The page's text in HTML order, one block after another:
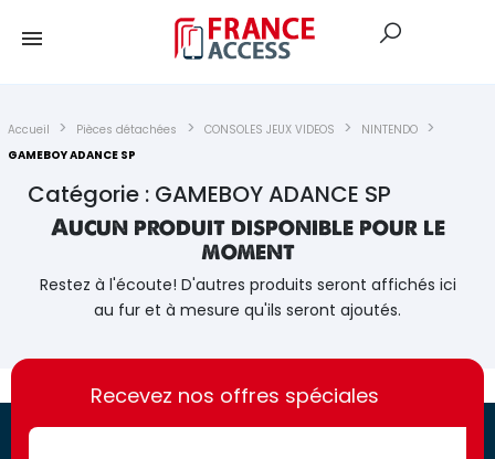
Accueil Pièces détachées CONSOLES JEUX VIDEOS
NINTENDO
GAMEBOY ADANCE SP
Catégorie : GAMEBOY ADANCE SP
Aucun produit disponible pour le
moment
Restez à l'écoute! D'autres produits seront affichés ici
au fur et à mesure qu'ils seront ajoutés.
https://france-
access.fr
https://france-
access.fr
Recevez nos offres spéciales